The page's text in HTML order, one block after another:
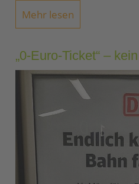
Mehr lesen
„0-Euro-Ticket“ –